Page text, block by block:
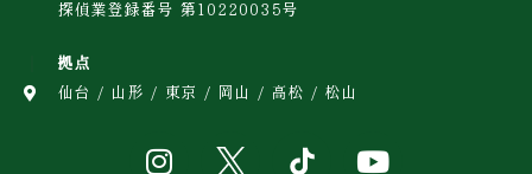
探偵業登録番号 第10220035号
拠点
仙台 / 山形 / 東京 / 岡山 / 高松 / 松山